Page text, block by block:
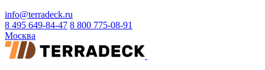
info@terradeck.ru
8 495 649-84-47 8 800 775-08-91
Москва